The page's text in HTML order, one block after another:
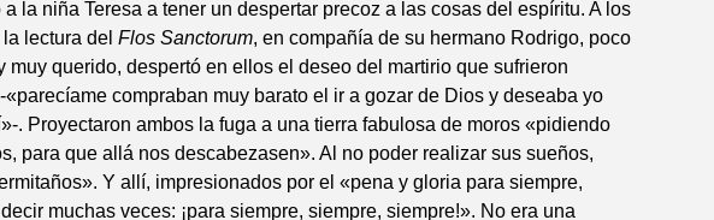
la niña Teresa a tener un despertar precoz a las cosas del espíritu. A los
lectura del Flos Sanctorum, en compañía de su hermano Rodrigo, poco
muy querido, despertó en ellos el deseo del martirio que sufrieron
compraban muy barato el ir a gozar de Dios y deseaba yo
. Proyectaron ambos la fuga a una tierra fabulosa de moros «pidiendo
para que allá nos descabezasen». Al no poder realizar sus sueños,
Y allí, impresionados por el «pena y gloria para siempre,
muchas veces: ¡para siempre, siempre, siempre!». No era una